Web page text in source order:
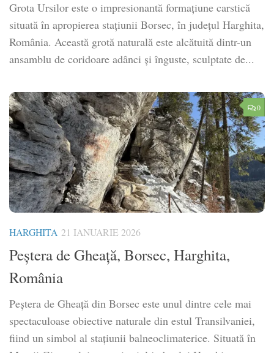
Grota Ursilor este o impresionantă formaţiune carstică
situată în apropierea staţiunii Borsec, în judeţul Harghita,
România. Această grotă naturală este alcătuită dintr-un
ansamblu de coridoare adânci şi înguste, sculptate de...
0
HARGHITA 21 IANUARIE 2026
Peștera de Gheață, Borsec, Harghita,
România
Peștera de Gheață din Borsec este unul dintre cele mai
spectaculoase obiective naturale din estul Transilvaniei,
fiind un simbol al stațiunii balneoclimaterice. Situată în